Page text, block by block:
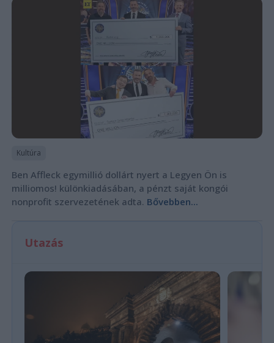
Kultúra
Ben Affleck egymillió dollárt nyert a Legyen Ön is
milliomos! különkiadásában, a pénzt saját kongói
nonprofit szervezetének adta. Bővebben...
Utazás